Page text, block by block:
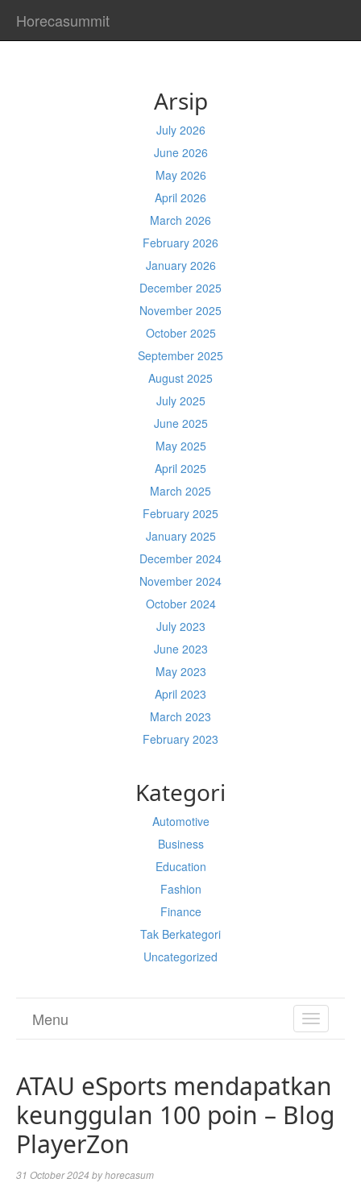
Horecasummit
Arsip
July 2026
June 2026
May 2026
April 2026
March 2026
February 2026
January 2026
December 2025
November 2025
October 2025
September 2025
August 2025
July 2025
June 2025
May 2025
April 2025
March 2025
February 2025
January 2025
December 2024
November 2024
October 2024
July 2023
June 2023
May 2023
April 2023
March 2023
February 2023
Kategori
Automotive
Business
Education
Fashion
Finance
Tak Berkategori
Uncategorized
TOGGLE
Menu
ATAU eSports mendapatkan
keunggulan 100 poin – Blog
PlayerZon
31 October 2024 byhorecasum